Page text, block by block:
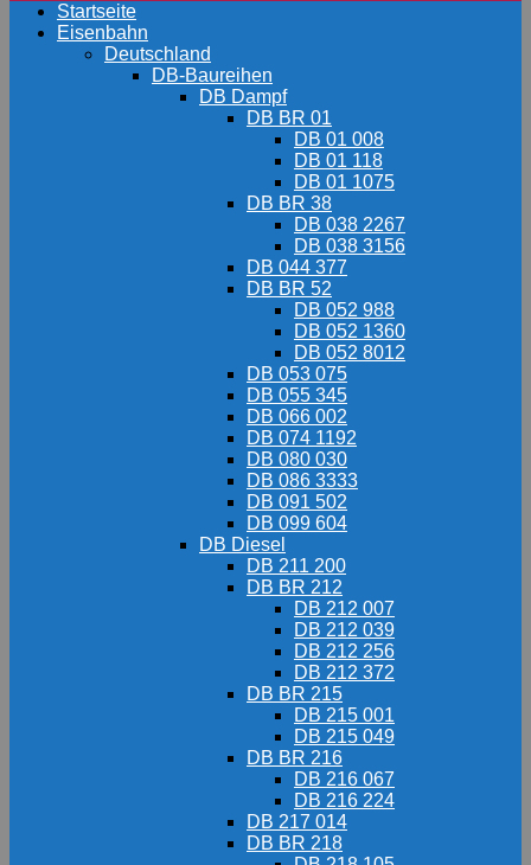
Startseite
Eisenbahn
Deutschland
DB-Baureihen
DB Dampf
DB BR 01
DB 01 008
DB 01 118
DB 01 1075
DB BR 38
DB 038 2267
DB 038 3156
DB 044 377
DB BR 52
DB 052 988
DB 052 1360
DB 052 8012
DB 053 075
DB 055 345
DB 066 002
DB 074 1192
DB 080 030
DB 086 3333
DB 091 502
DB 099 604
DB Diesel
DB 211 200
DB BR 212
DB 212 007
DB 212 039
DB 212 256
DB 212 372
DB BR 215
DB 215 001
DB 215 049
DB BR 216
DB 216 067
DB 216 224
DB 217 014
DB BR 218